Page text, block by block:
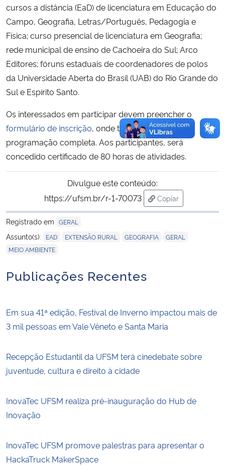
cursos a distância (EaD) de licenciatura em Educação do
Campo, Geografia, Letras/Português, Pedagogia e
Física; curso presencial de licenciatura em Geografia;
rede municipal de ensino de Cachoeira do Sul; Arco
Editores; fóruns estaduais de coordenadores de polos
da Universidade Aberta do Brasil (UAB) do Rio Grande do
Sul e Espírito Santo.
Os interessados em participar devem preencher o
formulário de inscrição, onde também consta a
programação completa. Aos participantes, será
concedido certificado de 80 horas de atividades.
Divulgue este conteúdo:
https://ufsm.br/r-1-70073
Copiar
para área de
Registrado em GERAL
Assunto(s): EAD EXTENSÃO RURAL GEOGRAFIA GERAL
MEIO AMBIENTE
Publicações Recentes
Em sua 41ª edição, Festival de Inverno impactou mais de
3 mil pessoas em Vale Vêneto e Santa Maria
Recepção Estudantil da UFSM terá cinedebate sobre
juventude, cultura e direito à cidade
InovaTec UFSM realiza pré-inauguração do Hub de
Inovação
InovaTec UFSM promove palestras para apresentar o
HackaTruck MakerSpace